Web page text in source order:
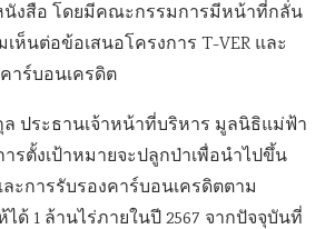
นังสือ โดยมีคณะกรรมการมีหน้าที่กลั่น
ห็นต่อข้อเสนอโครงการ T-VER และ
าร์บอนเครดิต
ประธานเจ้าหน้าที่บริหาร มูลนิธิแม่ฟ้า
รตั้งเป้าหมายจะปลูกป่าเพื่อนำไปขึ้น
ะการรับรองคาร์บอนเครดิตตาม
ได้ 1 ล้านไร่ภายในปี 2567 จากปัจจุบันที่